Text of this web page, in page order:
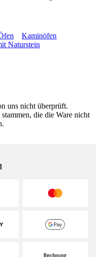
Kaminöfen
Naturstein
uns nicht überprüft.
die die Ware nicht